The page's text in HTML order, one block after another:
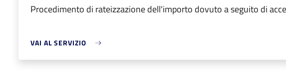
Procedimento di rateizzazione dell'importo dovuto a seguito di
VAI AL SERVIZIO